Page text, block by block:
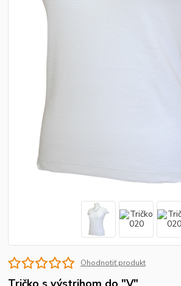
Ohodnotiť produkt